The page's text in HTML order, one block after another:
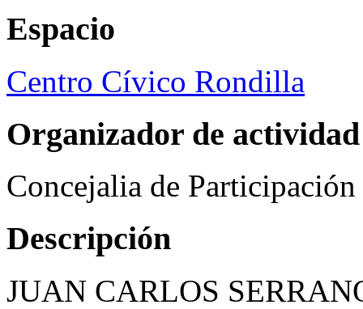
Espacio
Centro Cívico Rondilla
Organizador de actividad
Concejalia de
Descripción
JUAN CARLOS